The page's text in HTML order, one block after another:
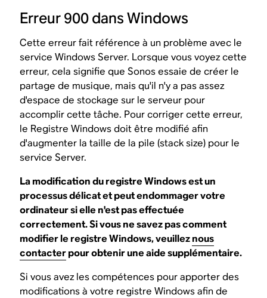
Erreur 900 dans Windows
Cette erreur fait référence à un problème avec le
service Windows Server. Lorsque vous voyez cette
erreur, cela signifie que Sonos essaie de créer le
partage de musique, mais qu'il n'y a pas assez
d'espace de stockage sur le serveur pour
accomplir cette tâche. Pour corriger cette erreur,
le Registre Windows doit être modifié afin
d'augmenter la taille de la pile (stack size) pour le
service Server.
La modification du registre Windows est un
processus délicat et peut endommager votre
ordinateur si elle n'est pas effectuée
correctement. Si vous ne savez pas comment
modifier le registre Windows, veuilleznous
contacterpour obtenir une aide supplémentaire.
Si vous avez les compétences pour apporter des
modifications à votre registre Windows afin de